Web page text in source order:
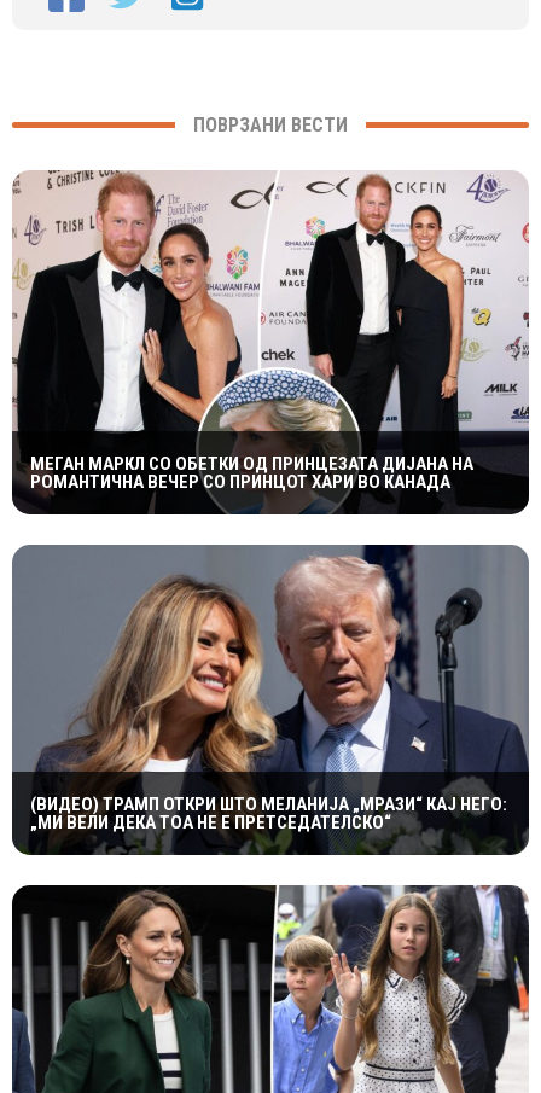
ПОВРЗАНИ ВЕСТИ
МЕГАН МАРКЛ СО ОБЕТКИ ОД ПРИНЦЕЗАТА ДИЈАНА НА
РОМАНТИЧНА ВЕЧЕР СО ПРИНЦОТ ХАРИ ВО КАНАДА
(ВИДЕО) ТРАМП ОТКРИ ШТО МЕЛАНИЈА „МРАЗИ“ КАЈ НЕГО:
„МИ ВЕЛИ ДЕКА ТОА НЕ Е ПРЕТСЕДАТЕЛСКО“